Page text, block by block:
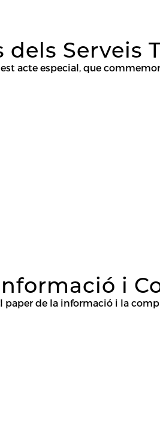
Serveis
acte especial, que
i
de la informació i la